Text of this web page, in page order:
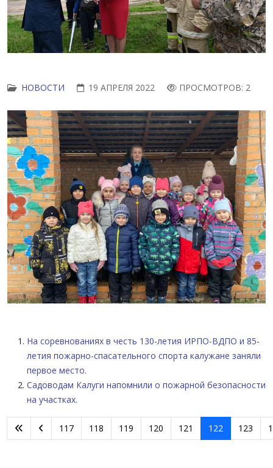
НОВОСТИ 19 АПРЕЛЯ 2022 ПРОСМОТРОВ: 2
На соревнованиях в честь 130-летия ИРПО-ВДПО и 85-
летия пожарно-спасательного спорта калужане заняли
первое место.
Садоводам Калуги напомнили о пожарной безопасности
на участках.
117 118 119 120 121 122 123